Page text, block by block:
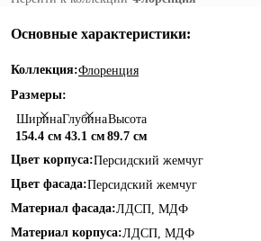
Основные характеристики:
Коллекция:Флоренция
Размеры:
Ширина
154.4 см
Глубина
43.1 см
Высота
89.7 см
Цвет корпуса:Персидский жемчуг
Цвет фасада:Персидский жемчуг
Материал фасада:ЛДСП, МДФ
Материал корпуса:ЛДСП, МДФ